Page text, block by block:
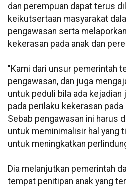
dan perempuan dapat terus
keikutsertaan masyarakat
pengawasan serta
kekerasan pada anak dan
"Kami dari unsur pemerintah
pengawasan, dan juga
untuk peduli bila ada kejadian
pada perilaku kekerasan
Sebab pengawasan ini harus
untuk meminimalisir hal yang
untuk meningkatkan
Dia melanjutkan pemerintah
tempat penitipan anak yang